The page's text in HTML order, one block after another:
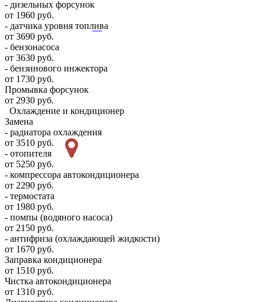
- дизельных форсунок
от 1960 руб.
- датчика уровня топлива
от 3690 руб.
- бензонасоса
от 3630 руб.
- бензинового инжектора
от 1730 руб.
Промывка форсунок
от 2930 руб.
Охлаждение и кондиционер
Замена
- радиатора охлаждения
от 3510 руб.
- отопителя
от 5250 руб.
- компрессора автокондиционера
от 2290 руб.
- термостата
от 1980 руб.
- помпы (водяного насоса)
от 2150 руб.
- антифриза (охлаждающей жидкости)
от 1670 руб.
Заправка кондиционера
от 1510 руб.
Чистка автокондиционера
от 1310 руб.